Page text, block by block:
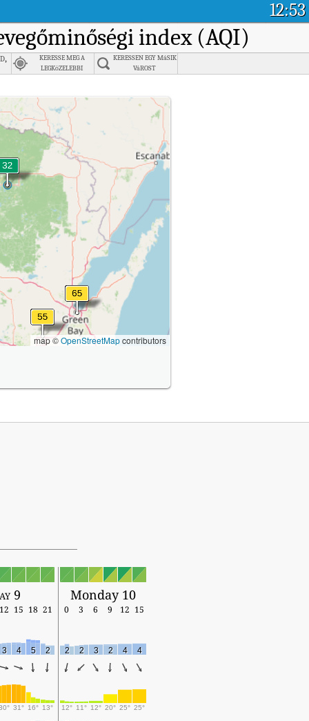
12:53
index (AQI)
KERESSE MEG A
LEGKöZELEBBI
KERESSEN EGY MáSIK
VáROST
map ©OpenStreetMapcontributors
9 Monday 10
15 18 21 0 3 6 9 12 15
3 4 5 2 2 2 3 2 4 4
31° 16° 13° 12° 11° 12° 20° 25° 25°